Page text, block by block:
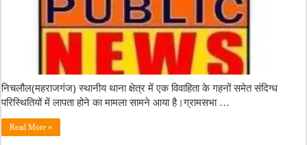
निचलौल(महराजगंज) स्थानीय थाना क्षेत्र में एक विवाहिता के गहनों समेत संदिग्ध
परिस्थितियों में लापता होने का मामला सामने आया है।ग्रामसभा …
Read More »